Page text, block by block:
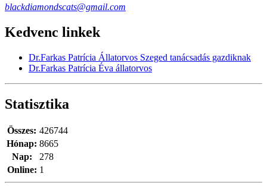
blackdiamondscats@gmail.com
Kedvenc linkek
Dr.Farkas Patrícia Állatorvos Szeged tanácsadás gazdiknak
Dr.Farkas Patrícia Éva állatorvos
Statisztika
Online: 1
Összes: 426744
Hónap: 8665
Nap:
278